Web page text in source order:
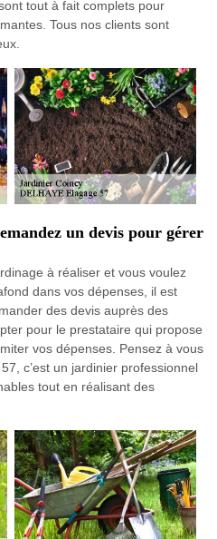
tout à fait complets pour
Tous nos clients sont
un devis pour gérer
à réaliser et vous voulez
dans vos dépenses, il est
des devis auprès des
pour le prestataire qui propose
vos dépenses. Pensez à vous
c’est un jardinier professionnel
tout en réalisant des